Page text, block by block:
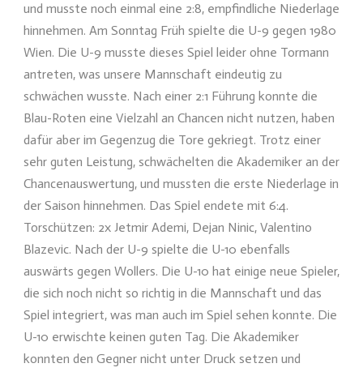
und musste noch einmal eine 2:8, empfindliche Niederlage
hinnehmen. Am Sonntag Früh spielte die U-9 gegen 1980
Wien. Die U-9 musste dieses Spiel leider ohne Tormann
antreten, was unsere Mannschaft eindeutig zu
schwächen wusste. Nach einer 2:1 Führung konnte die
Blau-Roten eine Vielzahl an Chancen nicht nutzen, haben
dafür aber im Gegenzug die Tore gekriegt. Trotz einer
sehr guten Leistung, schwächelten die Akademiker an der
Chancenauswertung, und mussten die erste Niederlage in
der Saison hinnehmen. Das Spiel endete mit 6:4.
Torschützen: 2x Jetmir Ademi, Dejan Ninic, Valentino
Blazevic. Nach der U-9 spielte die U-10 ebenfalls
auswärts gegen Wollers. Die U-10 hat einige neue Spieler,
die sich noch nicht so richtig in die Mannschaft und das
Spiel integriert, was man auch im Spiel sehen konnte. Die
U-10 erwischte keinen guten Tag. Die Akademiker
konnten den Gegner nicht unter Druck setzen und